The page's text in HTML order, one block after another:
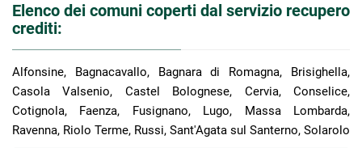
Elenco dei comuni coperti dal servizio recupero
crediti:
Alfonsine, Bagnacavallo, Bagnara di Romagna, Brisighella,
Casola Valsenio, Castel Bolognese, Cervia, Conselice,
Cotignola, Faenza, Fusignano, Lugo, Massa Lombarda,
Ravenna, Riolo Terme, Russi, Sant'Agata sul Santerno, Solarolo